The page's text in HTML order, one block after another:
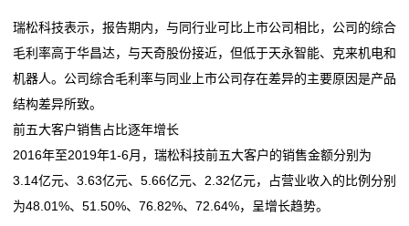
瑞松科技表示，报告期内，与同行业可比上市公司相比，公司的综合
毛利率高于华昌达，与天奇股份接近，但低于天永智能、克来机电和
机器人。公司综合毛利率与同业上市公司存在差异的主要原因是产品
结构差异所致。
前五大客户销售占比逐年增长
2016年至2019年1-6月，瑞松科技前五大客户的销售金额分别为
3.14亿元、3.63亿元、5.66亿元、2.32亿元，占营业收入的比例分别
为48.01%、51.50%、76.82%、72.64%，呈增长趋势。